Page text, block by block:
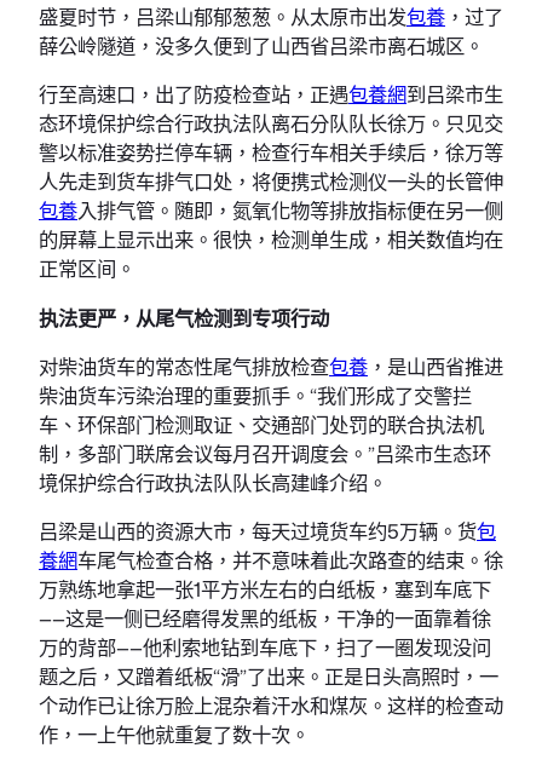
盛夏时节，吕梁山郁郁葱葱。从太原市出发包養 ，过了
薛公岭隧道，没多久便到了山西省吕梁市离石城区。
行至高速口，出了防疫检查站，正遇包養網到吕梁市生
态环境保护综合行政执法队离石分队队长徐万。只见交
警以标准姿势拦停车辆，检查行车相关手续后，徐万等
人先走到货车排气口处，将便携式检测仪一头的长管伸
包養入排气管。随即，氮氧化物等排放指标便在另一侧
的屏幕上显示出来。很快，检测单生成，相关数值均在
正常区间。
执法更严，从尾气检测到专项行动
对柴油货车的常态性尾气排放检查包養 ，是山西省推进
柴油货车污染治理的重要抓手。“我们形成了交警拦
车、环保部门检测取证、交通部门处罚的联合执法机
制，多部门联席会议每月召开调度会。”吕梁市生态环
境保护综合行政执法队队长高建峰介绍。
吕梁是山西的资源大市，每天过境货车约5万辆。货包
養網车尾气检查合格，并不意味着此次路查的结束。徐
万熟练地拿起一张1平方米左右的白纸板，塞到车底下
——这是一侧已经磨得发黑的纸板，干净的一面靠着徐
万的背部——他利索地钻到车底下，扫了一圈发现没问
题之后，又蹭着纸板“滑”了出来。正是日头高照时，一
个动作已让徐万脸上混杂着汗水和煤灰。这样的检查动
作，一上午他就重复了数十次。